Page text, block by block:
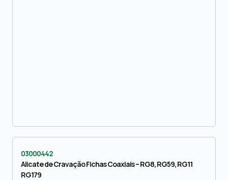
03000442
Alicate de Cravação Fichas Coaxiais – RG8, RG59, RG11
RG179